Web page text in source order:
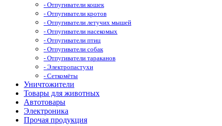
- Отпугиватели кошек
- Отпугиватели кротов
- Отпугиватели летучих мышей
- Отпугиватели насекомых
- Отпугиватели птиц
- Отпугиватели собак
- Отпугиватели тараканов
- Электропастухи
- Сеткомёты
Уничтожители
Товары для животных
Автотовары
Электроника
Прочая продукция